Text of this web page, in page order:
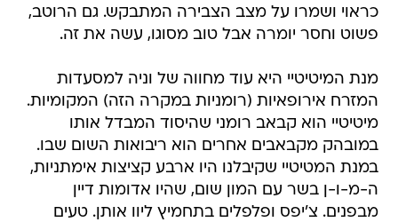
כראוי ושמרו על מצב הצבירה המתבקש. גם הרוטב,
פשוט וחסר יומרה אבל טוב מסוגו, עשה את זה.
מנת המיטיטיי היא עוד מחווה של וניה למסעדות
המזרח אירופאיות (רומניות במקרה הזה) המקומיות.
מיטיטיי הוא קבאב רומני שהיסוד המבדל אותו
במובהק מקבאבים אחרים הוא ריבואות השום שבו.
במנת המטיטיי שקיבלנו היו ארבע קציצות אימתניות,
ה-מ-ו-ן בשר עם המון שום, שהיו אדומות דיין
מבפנים. צ'יפס ופלפלים בתחמיץ ליוו אותן. טעים